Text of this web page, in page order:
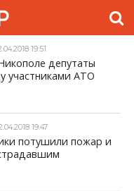
19:51
депутаты
участниками АТО
19:47
потушили пожар и